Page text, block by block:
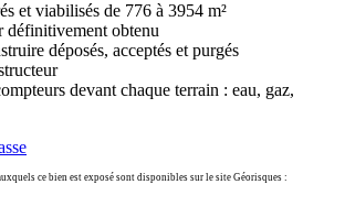
et viabilisés de 776 à 3954 m²
définitivement obtenu
déposés, acceptés et purgés
devant chaque terrain : eau, gaz,
ce bien est exposé sont disponibles sur le site Géorisques :